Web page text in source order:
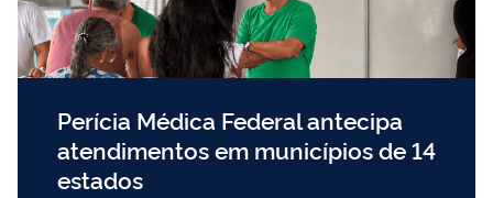
Perícia Médica Federal antecipa
atendimentos em municípios de 14
estados